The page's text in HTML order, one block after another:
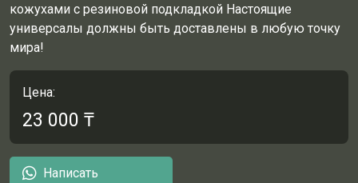
кожухами с резиновой подкладкой Настоящие
универсалы должны быть доставлены в любую точку
мира!
Цена:
23 000 ₸
Написать